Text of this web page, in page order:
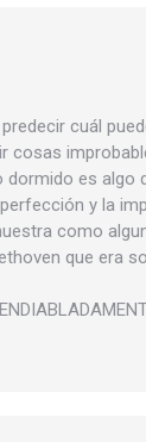
cuál
cosas
es
y la
como
que era